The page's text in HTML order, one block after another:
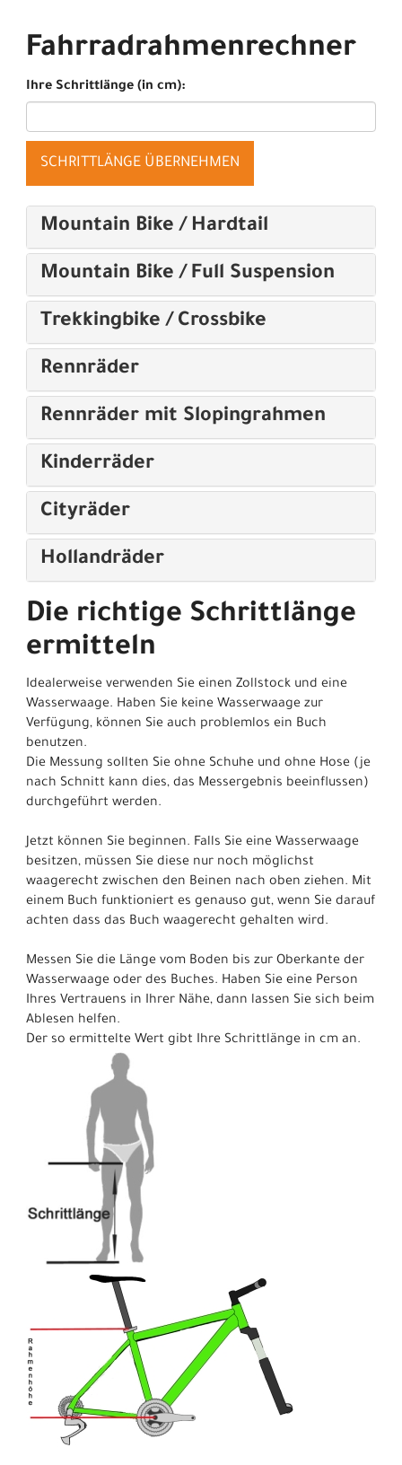
Fahrradrahmenrechner
Ihre Schrittlänge (in cm):
SCHRITTLÄNGE ÜBERNEHMEN
Mountain Bike / Hardtail
Mountain Bike / Full Suspension
Trekkingbike / Crossbike
Rennräder
Rennräder mit Slopingrahmen
Kinderräder
Cityräder
Hollandräder
Die richtige Schrittlänge
ermitteln
Idealerweise verwenden Sie einen Zollstock und eine
Wasserwaage. Haben Sie keine Wasserwaage zur
Verfügung, können Sie auch problemlos ein Buch
benutzen.
Die Messung sollten Sie ohne Schuhe und ohne Hose (je
nach Schnitt kann dies, das Messergebnis beeinflussen)
durchgeführt werden.
Jetzt können Sie beginnen. Falls Sie eine Wasserwaage
besitzen, müssen Sie diese nur noch möglichst
waagerecht zwischen den Beinen nach oben ziehen. Mit
einem Buch funktioniert es genauso gut, wenn Sie darauf
achten dass das Buch waagerecht gehalten wird.
Messen Sie die Länge vom Boden bis zur Oberkante der
Wasserwaage oder des Buches. Haben Sie eine Person
Ihres Vertrauens in Ihrer Nähe, dann lassen Sie sich beim
Ablesen helfen.
Der so ermittelte Wert gibt Ihre Schrittlänge in cm an.